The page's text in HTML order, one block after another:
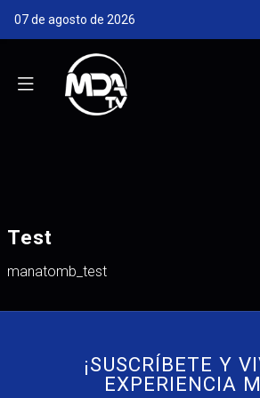
07 de agosto de 2026
Test
manatomb_test
¡SUSCRÍBETE Y
EXPERIENCIA